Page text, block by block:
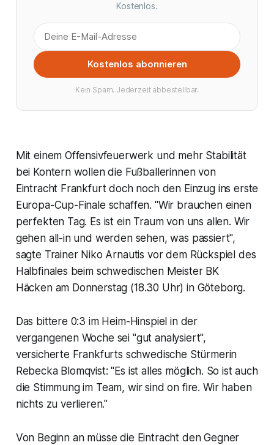
Kostenlos.
Kostenlos abonnieren
Kein Spam. Jederzeit abbestellbar.
Mit einem Offensivfeuerwerk und mehr Stabilität
bei Kontern wollen die Fußballerinnen von
Eintracht Frankfurt doch noch den Einzug ins erste
Europa-Cup-Finale schaffen. "Wir brauchen einen
perfekten Tag. Es ist ein Traum von uns allen. Wir
gehen all-in und werden sehen, was passiert",
sagte Trainer Niko Arnautis vor dem Rückspiel des
Halbfinales beim schwedischen Meister BK
Häcken am Donnerstag (18.30 Uhr) in Göteborg.
Das bittere 0:3 im Heim-Hinspiel in der
vergangenen Woche sei "gut analysiert",
versicherte Frankfurts schwedische Stürmerin
Rebecka Blomqvist: "Es ist alles möglich. So ist auch
die Stimmung im Team, wir sind on fire. Wir haben
nichts zu verlieren."
Von Beginn an müsse die Eintracht den Gegner